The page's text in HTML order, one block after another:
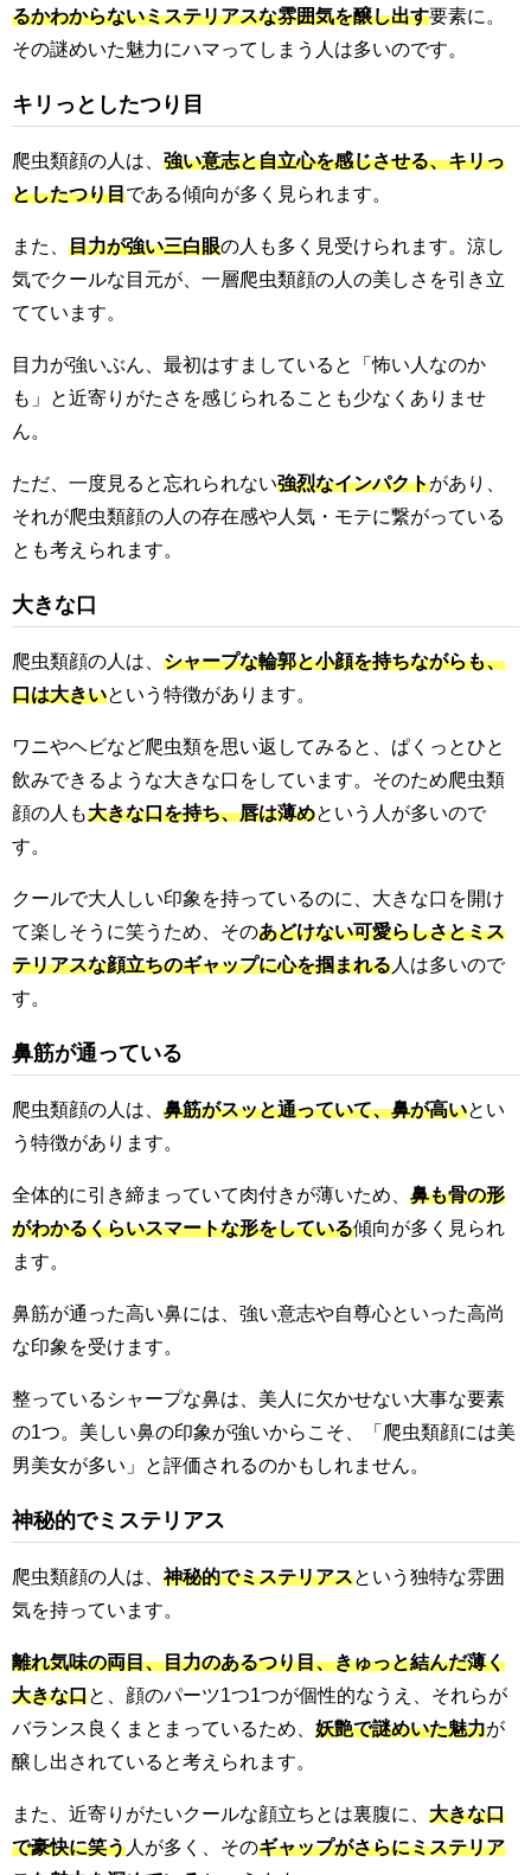
るかわからないミステリアスな雰囲気を醸し出す要素に。
その謎めいた魅力にハマってしまう人は多いのです。
キリっとしたつり目
爬虫類顔の人は、 強い意志と自立心を感じさせる、キリっ
としたつり目である傾向が多く見られます。
また、 目力が強い三白眼の人も多く見受けられます。涼し
気でクールな目元が、一層爬虫類顔の人の美しさを引き立
てています。
目力が強いぶん、最初はすましていると「怖い人なのか
も」と近寄りがたさを感じられることも少なくありませ
ん。
ただ、一度見ると忘れられない強烈なインパクトがあり、
それが爬虫類顔の人の存在感や人気・モテに繋がっている
とも考えられます。
大きな口
爬虫類顔の人は、 シャープな輪郭と小顔を持ちながらも、
口は大きいという特徴があります。
ワニやヘビなど爬虫類を思い返してみると、ぱくっとひと
飲みできるような大きな口をしています。そのため爬虫類
顔の人も大きな口を持ち、唇は薄めという人が多いので
す。
クールで大人しい印象を持っているのに、大きな口を開け
て楽しそうに笑うため、そのあどけない可愛らしさとミス
テリアスな顔立ちのギャップに心を掴まれる人は多いので
す。
鼻筋が通っている
爬虫類顔の人は、 鼻筋がスッと通っていて、鼻が高いとい
う特徴があります。
全体的に引き締まっていて肉付きが薄いため、 鼻も骨の形
がわかるくらいスマートな形をしている傾向が多く見られ
ます。
鼻筋が通った高い鼻には、強い意志や自尊心といった高尚
な印象を受けます。
整っているシャープな鼻は、美人に欠かせない大事な要素
の1つ。美しい鼻の印象が強いからこそ、「爬虫類顔には美
男美女が多い」と評価されるのかもしれません。
神秘的でミステリアス
爬虫類顔の人は、神秘的でミステリアスという独特な雰囲
気を持っています。
離れ気味の両目、目力のあるつり目、きゅっと結んだ薄く
大きな口と、顔のパーツ1つ1つが個性的なうえ、それらが
バランス良くまとまっているため、 妖艶で謎めいた魅力が
醸し出されていると考えられます。
また、近寄りがたいクールな顔立ちとは裏腹に、 大きな口
で豪快に笑う人が多く、そのギャップがさらにミステリア